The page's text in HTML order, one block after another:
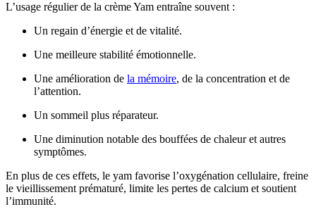
L’usage régulier de la crème Yam entraîne souvent :
Un regain d’énergie et de vitalité.
Une meilleure stabilité émotionnelle.
Une amélioration de la mémoire, de la concentration et de
l’attention.
Un sommeil plus réparateur.
Une diminution notable des bouffées de chaleur et autres
symptômes.
En plus de ces effets, le yam favorise l’oxygénation cellulaire, freine
le vieillissement prématuré, limite les pertes de calcium et soutient
l’immunité.